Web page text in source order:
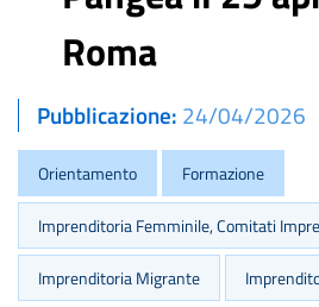
Roma
Pubblicazione 24/04/2026
Orientamento Formazione
Imprenditoria Femminile, Comitati
Imprenditoria Migrante